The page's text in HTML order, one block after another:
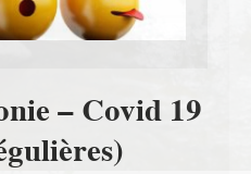
– Covid 19